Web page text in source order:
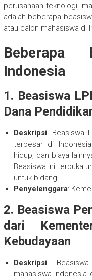
perusahaan teknologi,
adalah beberapa
atau calon mahasiswa di
Indonesia
1. Beasiswa
Dana
Deskripsi: Beasiswa
terbesar di
hidup, dan biaya
Beasiswa ini terbuka
untuk bidang IT.
Penyelenggara:
2. Beasiswa
dari
Kebudayaan
Deskripsi:
mahasiswa Indonesia